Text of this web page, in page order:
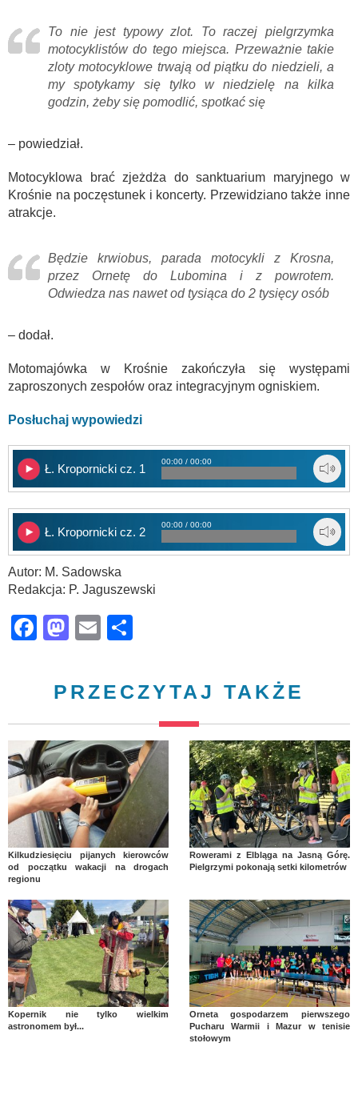
To nie jest typowy zlot. To raczej pielgrzymka
motocyklistów do tego miejsca. Przeważnie takie
zloty motocyklowe trwają od piątku do niedzieli, a
my spotykamy się tylko w niedzielę na kilka
godzin, żeby się pomodlić, spotkać się
– powiedział.
Motocyklowa brać zjeżdża do sanktuarium maryjnego w
Krośnie na poczęstunek i koncerty. Przewidziano także inne
atrakcje.
Będzie krwiobus, parada motocykli z Krosna,
przez Ornetę do Lubomina i z powrotem.
Odwiedza nas nawet od tysiąca do 2 tysięcy osób
– dodał.
Motomajówka w Krośnie zakończyła się występami
zaproszonych zespołów oraz integracyjnym ogniskiem.
Posłuchaj wypowiedzi
Ł. Kropornicki cz. 1
00:00 / 00:00
Ł. Kropornicki cz. 2
00:00 / 00:00
Autor: M. Sadowska
Redakcja: P. Jaguszewski
Facebook
Mastodon
Email
PRZECZYTAJ TAKŻE
Kilkudziesięciu pijanych kierowców
od początku wakacji na drogach
regionu
Rowerami z Elbląga na Jasną Górę.
Pielgrzymi pokonają setki kilometrów
Kopernik nie tylko wielkim
astronomem był...
Orneta gospodarzem pierwszego
Pucharu Warmii i Mazur w tenisie
stołowym